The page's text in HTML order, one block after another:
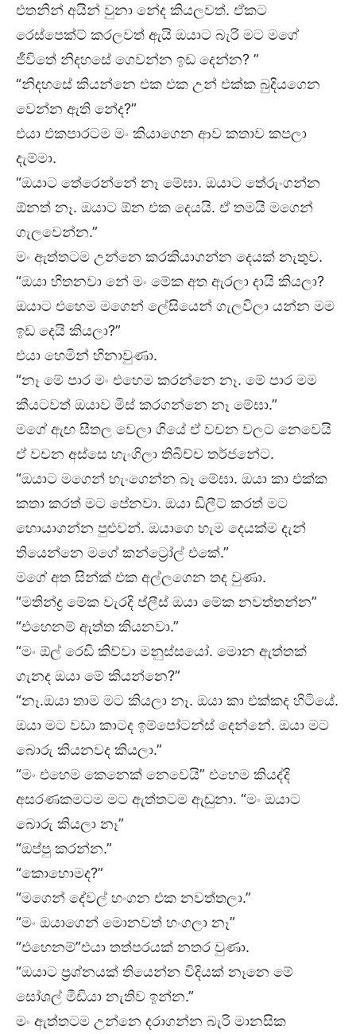
එතනින් අයින් වුනා නේද කියලවත්. ඒකට
රෙස්පෙක්ට් කරලවත් ඇයි ඔයාට බැරි මට මගේ
ජීවිතේ නිදහසේ ගෙවන්න ඉඩ දෙන්න? ”
“නිදහසේ කියන්නෙ එක එක උන් එක්ක බුදියගෙන
වෙන්න ඇති නේද?”
එයා එකපාරටම මං කියාගෙන ආව කතාව කපලා
දැම්මා.
“ඔයාට තේරෙන්නේ නෑ මේඝා. ඔයාට තේරුංගන්න
ඕනත් නෑ. ඔයාට ඕන එක දෙයයි. ඒ තමයි මගෙන්
ගැලවෙන්න.”
මං ඇත්තටම උන්නෙ කරකියාගන්න දෙයක් නැතුව.
“ඔයා හිතනවා නේ මං මේක අත ඇරලා දායි කියලා?
ඔයාට එහෙම මගෙන් ලේසියෙන් ගැලවිලා යන්න මම
ඉඩ දෙයි කියලා?”
එයා හෙමින් හිනාවුණා.
“නෑ මේ පාර මං එහෙම කරන්නෙ නෑ. මේ පාර මම
කීයටවත් ඔයාව මිස් කරගන්නෙ නෑ මේඝා.”
මගේ ඇඟ සීතල වෙලා ගියේ ඒ වචන වලට නෙවෙයි
ඒ වචන අස්සෙ හැංගිලා තිබිච්ච තර්ජනේට.
“ඔයාට මගෙන් හැංගෙන්න බෑ මේඝා. ඔයා කා එක්ක
කතා කරත් මට පේනවා. ඔයා ඩිලීට් කරත් මට
හොයාගන්න පුළුවන්. ඔයාගෙ හැම දෙයක්ම දැන්
තියෙන්නෙ මගේ කන්ට්‍රෝල් එකේ.”
මගේ අත සින්ක් එක අල්ලගෙන තද වුණා.
“මතින්ද්‍ර මේක වැරදි ප්ලීස් ඔයා මේක නවත්තන්න”
“එහෙනම් ඇත්ත කියනවා.”
“මං ඕල් රෙඩි කිව්වා මනුස්සයෝ. මොන ඇත්තක්
ගැනද ඔයා මේ කියන්නෙ?”
“නෑ.ඔයා තාම මට කියලා නෑ. ඔයා කා එක්කද හිටියේ.
ඔයා මට වඩා කාටද ඉම්පෝටන්ස් දෙන්නේ. ඔයා මට
බොරු කියනවද කියලා.”
“මං එහෙම කෙනෙක් නෙවෙයි” එහෙම කියද්දි
අසරණකමටම මට ඇත්තටම ඇඬුනා. “මං ඔයාට
බොරු කියලා නෑ”
“ඔප්පු කරන්න.”
“කොහොමද?”
“මගෙන් දේවල් හංගන එක නවත්තලා.”
“මං ඔයාගෙන් මොනවත් හංගලා නෑ”
“එහෙනම්”එයා තත්පරයක් නතර වුණා.
“ඔයාට ප්‍රශ්නයක් තියෙන්න විදියක් නෑනෙ මේ
සෝශල් මීඩියා නැතිව ඉන්න.”
මං ඇත්තටම උන්නෙ දරාගන්න බැරි මානසික